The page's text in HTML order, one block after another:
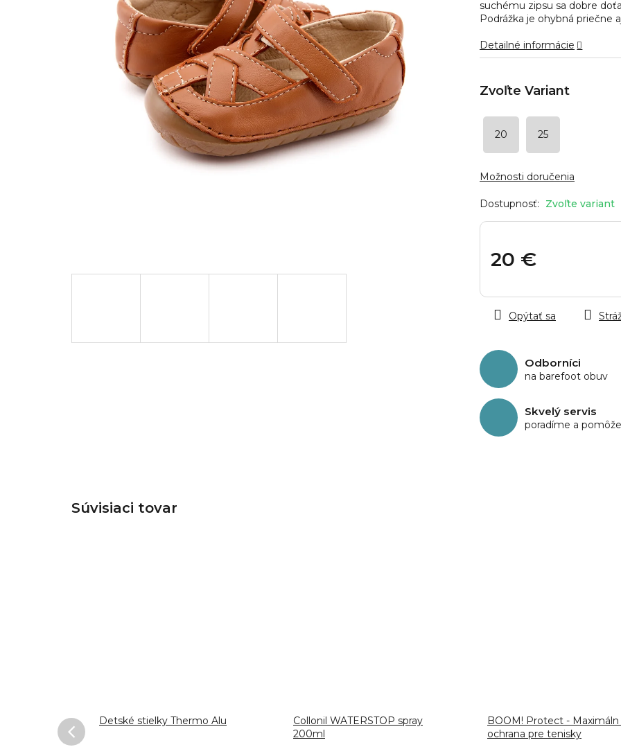
Zvoľte variant
20 25
Možnosti doručenia
20 €
cena:
Odborníci
na barefoot obuv
Skvelý servis
poradíme a
suchému zipsu sa dobre
Podrážka je ohybná priečne
Detailné informácie
Opýtať sa
hviezdičiek.
Súvisiaci tovar
Detské stielky Thermo Alu
Collonil WATERSTOP spray
200ml
BOOM! Protect - Maximáln
ochrana pre tenisky